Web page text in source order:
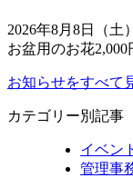
2026年8月8日（土
お盆用のお花
お知らせをすべて
カテゴリー別記事
イベン
管理事